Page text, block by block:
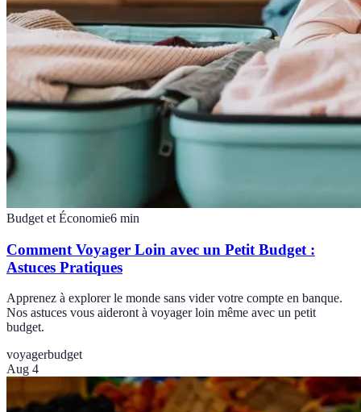
Budget et Économie6 min
Comment Voyager Loin avec un Petit Budget :
Astuces Pratiques
Apprenez à explorer le monde sans vider votre compte en banque.
Nos astuces vous aideront à voyager loin même avec un petit
budget.
voyagerbudget
Aug 4